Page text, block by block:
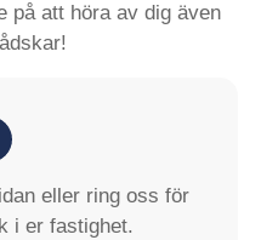
på att höra av dig även
eller ring oss för
i er fastighet.